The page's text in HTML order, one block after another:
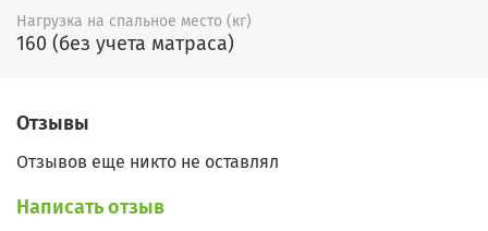
Нагрузка на спальное место (кг)
160 (без учета матраса)
Отзывы
Отзывов еще никто не оставлял
Написать отзыв